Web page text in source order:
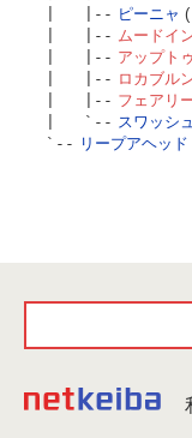
| |-- ピーニャ
| |-- ムードイ
| |-- アップト
| |-- ロカブル
| |-- フェアリ
| `-- スワッシ
`-- リープアヘッド